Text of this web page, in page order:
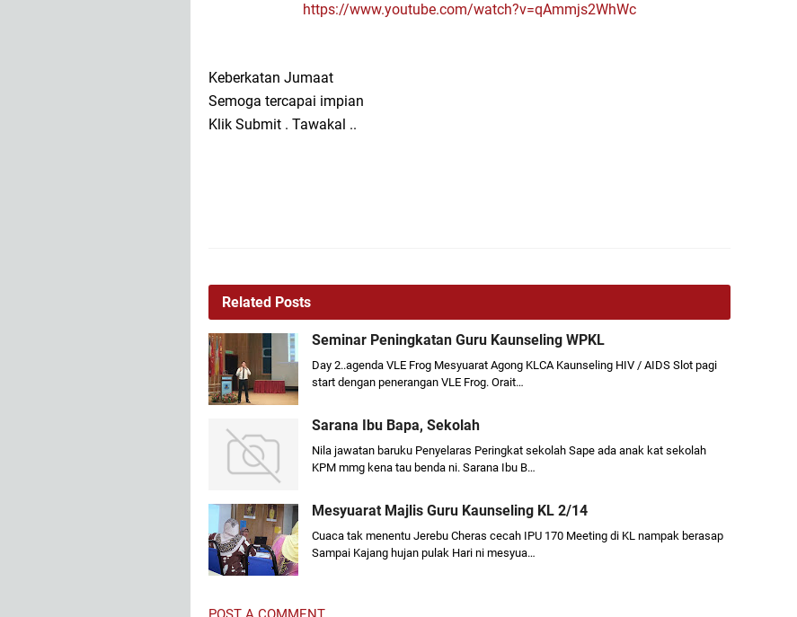
https://www.youtube.com/watch?v=qAmmjs2WhWc
Keberkatan Jumaat
Semoga tercapai impian
Klik Submit . Tawakal ..
Related Posts
Seminar Peningkatan Guru Kaunseling WPKL
Day 2..agenda VLE Frog Mesyuarat Agong KLCA Kaunseling HIV / AIDS Slot pagi
start dengan penerangan VLE Frog. Orait…
Sarana Ibu Bapa, Sekolah
Nila jawatan baruku Penyelaras Peringkat sekolah Sape ada anak kat sekolah
KPM mmg kena tau benda ni. Sarana Ibu B…
Mesyuarat Majlis Guru Kaunseling KL 2/14
Cuaca tak menentu Jerebu Cheras cecah IPU 170 Meeting di KL nampak berasap
Sampai Kajang hujan pulak Hari ni mesyua…